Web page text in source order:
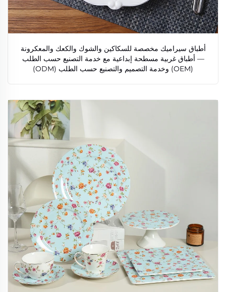
أطباق سيراميك مخصصة للسكاكين والشوك والكعك والمعكرونة
— أطباق غربية مسطحة إبداعية مع خدمة التصنيع حسب الطلب
(OEM) وخدمة التصميم والتصنيع حسب الطلب (ODM)